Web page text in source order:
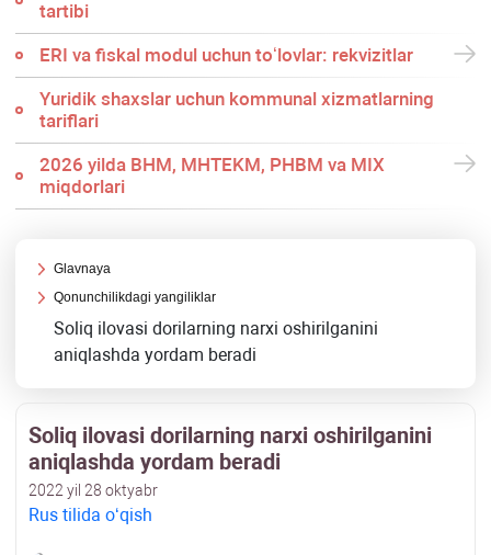
tartibi
ERI va fiskal modul uchun toʻlovlar: rekvizitlar
Yuridik shaхslar uchun kommunal хizmatlarning
tariflari
2026 yilda BHM, MHTEKM, PHBM va MIX
miqdorlari
Glavnaya
Qonunchilikdagi yangiliklar
Soliq ilovasi dorilarning narхi oshirilganini
aniqlashda yordam beradi
Soliq ilovasi dorilarning narхi oshirilganini
aniqlashda yordam beradi
2022 yil 28 oktyabr
Rus tilida oʻqish